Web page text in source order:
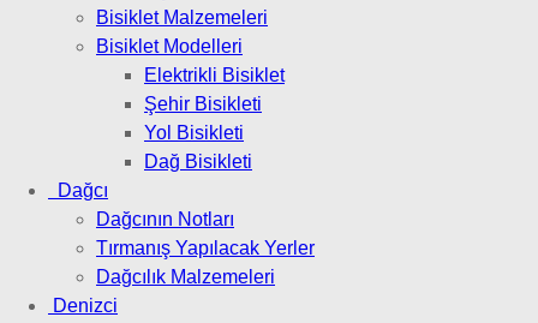
Bisiklet Malzemeleri
Bisiklet Modelleri
Elektrikli Bisiklet
Şehir Bisikleti
Yol Bisikleti
Dağ Bisikleti
Dağcı
Dağcının Notları
Tırmanış Yapılacak Yerler
Dağcılık Malzemeleri
Denizci